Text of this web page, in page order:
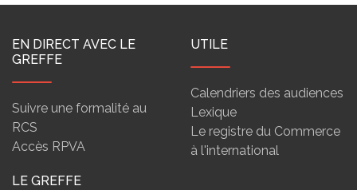
EN DIRECT AVEC LE
GREFFE
Suivre une formalité au
RCS
Accès RPVA
UTILE
Calendriers des audiences
Lexique
Le registre du Commerce
à l'international
LE GREFFE